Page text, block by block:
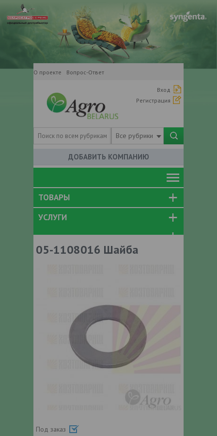
О проекте Вопрос-Ответ
Вход
Регистрация
Все рубрики
ДОБАВИТЬ КОМПАНИЮ
ТОВАРЫ
УСЛУГИ
05-1108016 Шайба
Под заказ